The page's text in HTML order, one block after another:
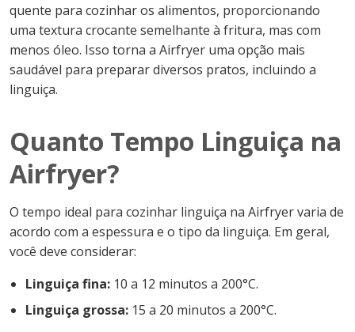
quente para cozinhar os alimentos, proporcionando
uma textura crocante semelhante à fritura, mas com
menos óleo. Isso torna a Airfryer uma opção mais
saudável para preparar diversos pratos, incluindo a
linguiça.
Quanto Tempo Linguiça na
Airfryer?
O tempo ideal para cozinhar linguiça na Airfryer varia de
acordo com a espessura e o tipo da linguiça. Em geral,
você deve considerar:
Linguiça fina: 10 a 12 minutos a 200°C.
Linguiça grossa: 15 a 20 minutos a 200°C.